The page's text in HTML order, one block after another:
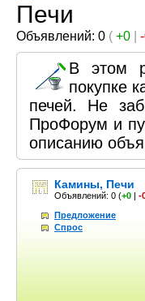
Печи
Объявлений: 0 ( +0 |
В этом
покупке
печей. Не
ПроФорум и
описанию
Камины, Печи
Объявлений: 0 (+0 | -
Предложение
Спрос